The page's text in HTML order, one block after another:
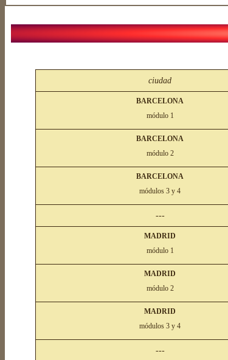
ciudad
BARCELONA
módulo 1
BARCELONA
módulo 2
BARCELONA
módulos 3 y 4
---
MADRID
módulo 1
MADRID
módulo 2
MADRID
módulos 3 y 4
---